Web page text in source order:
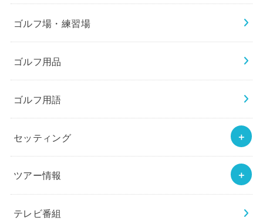
ゴルフ場・練習場
ゴルフ用品
ゴルフ用語
セッティング
ツアー情報
テレビ番組